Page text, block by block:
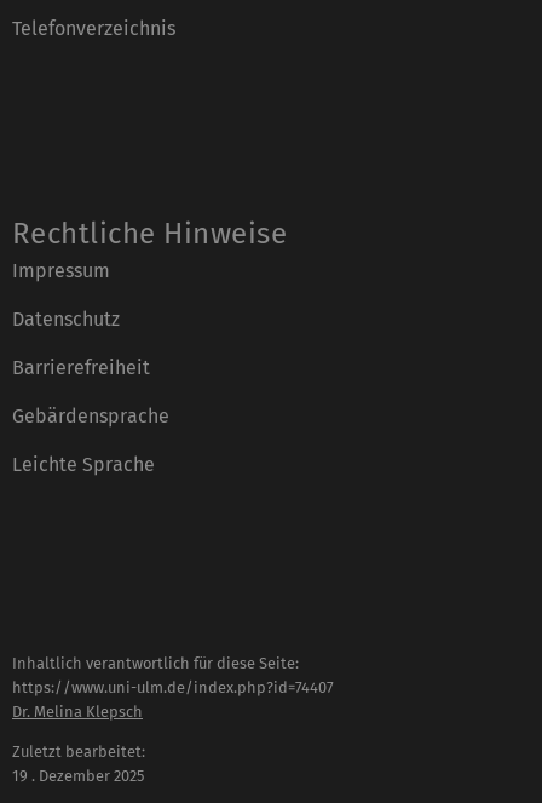
Telefonverzeichnis
Rechtliche Hinweise
Impressum
Datenschutz
Barrierefreiheit
Gebärdensprache
Leichte Sprache
Inhaltlich verantwortlich für diese Seite:
https://www.uni-ulm.de/index.php?id=74407
Dr. Melina Klepsch
Zuletzt bearbeitet:
19 . Dezember 2025